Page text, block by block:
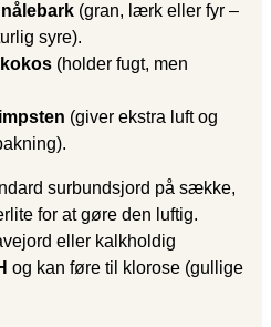
(gran, lærk eller fyr –
syre).
(holder fugt, men
(giver ekstra luft og
surbundsjord på sække,
for at gøre den luftig.
eller kalkholdig
og kan føre til klorose (gullige